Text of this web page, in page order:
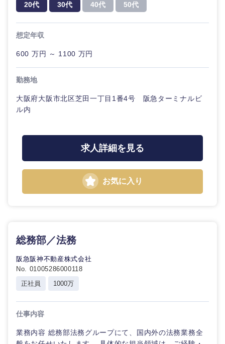
福井県
山梨県 長野県
20代 30代 40代 50代
想定年収
600 万円 ～ 1100 万円
勤務地
大阪府大阪市北区芝田一丁目1番4号 阪急ターミナルビ
ル内
求人詳細を見る
お気に入り
総務部／法務
阪急阪神不動産株式会社
No. 01005286000118
正社員
1000万
仕事内容
業務内容 総務部法務グループにて、国内外の法務業務全